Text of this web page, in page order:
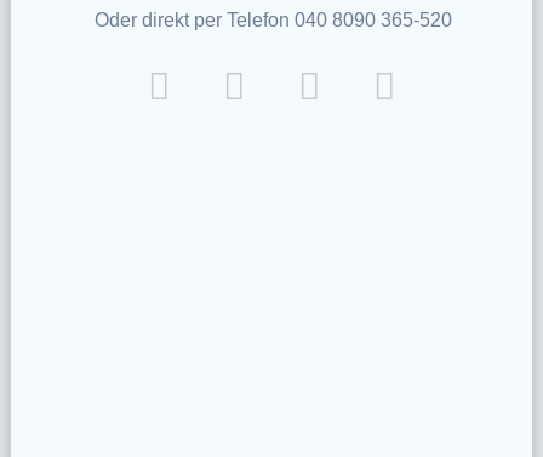
Oder direkt per Telefon 040 8090 365-520